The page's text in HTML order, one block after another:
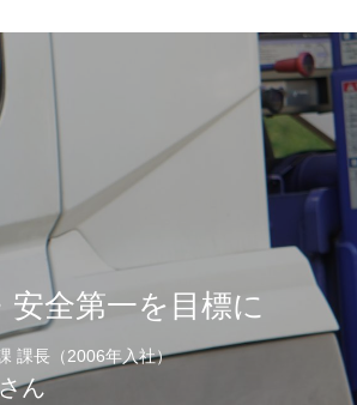
安全第一を目標に
課長（2006年入社）
ん